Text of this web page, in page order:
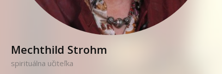
Mechthild Strohm
spirituálna učiteľka